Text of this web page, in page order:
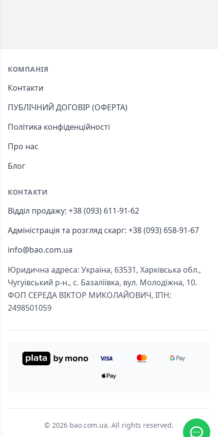
Footer
КОМПАНІЯ
Контакти
ПУБЛІЧНИЙ ДОГОВІР (ОФЕРТА)
Політика конфіденційності
Про нас
Блог
КОНТАКТИ
Відділ продажу: +38 (093) 611-91-62
Адміністрація та розгляд скарг: +38 (093) 658-91-67
info@bao.com.ua
Юридична адреса: Україна, 63531, Харківська обл.,
Чугуївський р-н., с. Базаліївка, вул. Молодіжна, 10.
ФОП СЕРЕДА ВІКТОР МИКОЛАЙОВИЧ, ІПН:
2498501059
© 2026 bao.com.ua. All rights reserved.